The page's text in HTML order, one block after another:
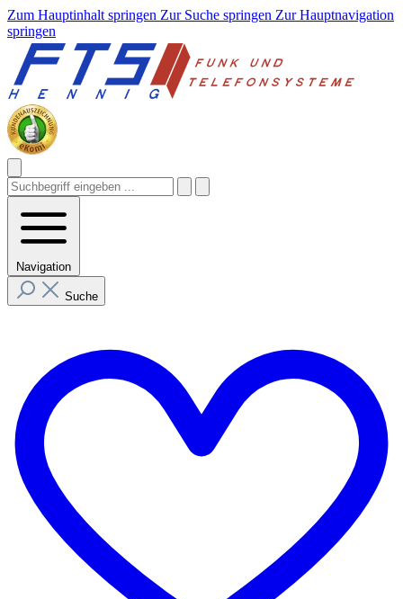
Zum Hauptinhalt springen Zur Suche springen Zur Hauptnavigation
springen
Navigation
Suche